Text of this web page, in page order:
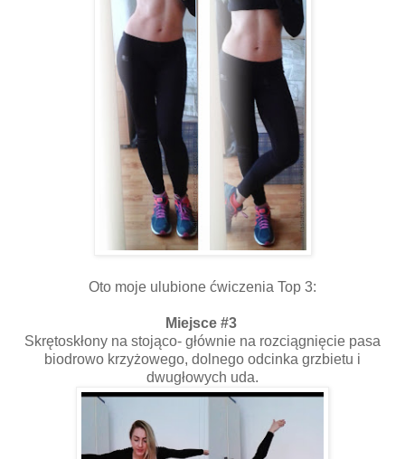
Oto moje ulubione ćwiczenia Top 3:
Miejsce #3
Skrętoskłony na stojąco- głównie na rozciągnięcie pasa
biodrowo krzyżowego, dolnego odcinka grzbietu i
dwugłowych uda.